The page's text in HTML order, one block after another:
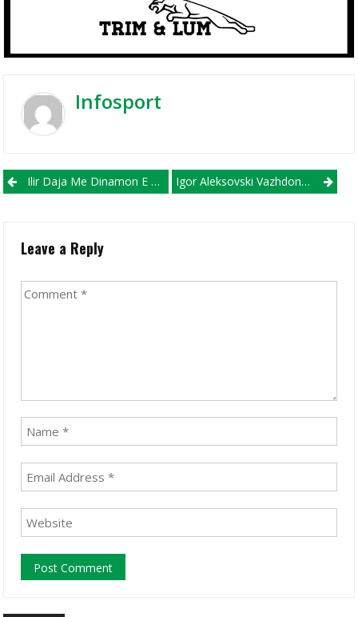
Infosport
Post navigation
Ilir Daja Me Dinamon E Tij Mundi Shumë Keq Ish Skuadrën E Tij, Ballkanin Igor Aleksovski Vazhdon Në Shqipëri, Nënshkruan Me Flamurtarin E Vlorës
Leave a Reply